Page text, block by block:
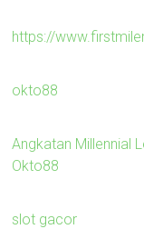
https://
okto88
Angkatan Millennial
Okto88
slot gacor